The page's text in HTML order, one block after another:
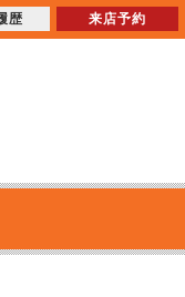
歴 来店予約